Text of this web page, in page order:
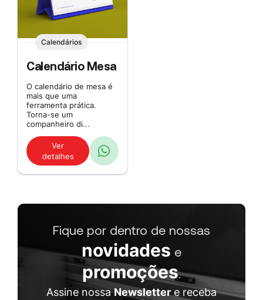
Calendários
Calendário Mesa
O calendário de mesa é
mais que uma
ferramenta prática.
Torna-se um
companheiro di...
Ver
detalhes
Fique por dentro de nossas
novidades e
promoções.
Assine nossaNewslettere receba